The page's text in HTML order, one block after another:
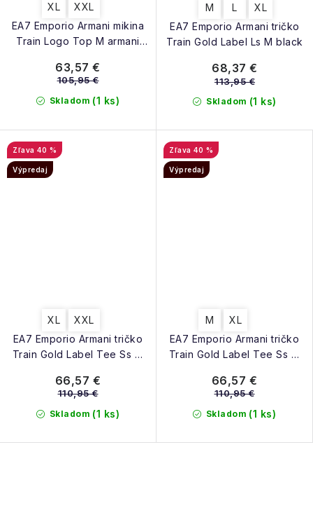
EA7 Emporio Armani mikina
Train Logo Top M armani
XL XXL
Skladom (1 ks)
63,57 €
105,95 €
EA7 Emporio Armani tričko
Train Gold Label Ls M black
M L XL
Skladom (1 ks)
68,37 €
113,95 €
EA7 Emporio Armani tričko
Train Gold Label Tee Ss M
40 %
Výpredaj
XL XXL
Skladom (1 ks)
66,57 €
110,95 €
EA7 Emporio Armani tričko
Train Gold Label Tee Ss M
40 %
Výpredaj
M XL
Skladom (1 ks)
66,57 €
110,95 €